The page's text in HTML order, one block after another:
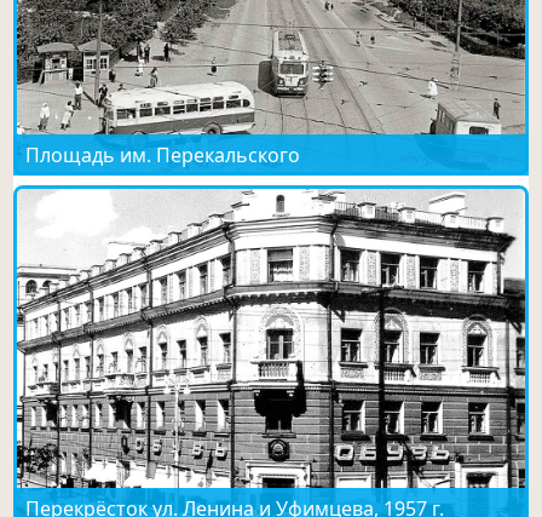
Площадь им. Перекальского
Перекрёсток ул. Ленина и Уфимцева, 1957 г.